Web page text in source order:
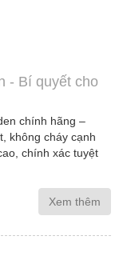
- Bí quyết cho
chính hãng –
không cháy cạnh
chính xác tuyệt
Xem thêm